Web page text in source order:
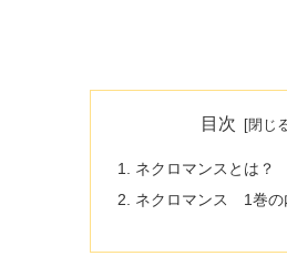
目次
ネクロマンスとは？
ネクロマンス 1巻の